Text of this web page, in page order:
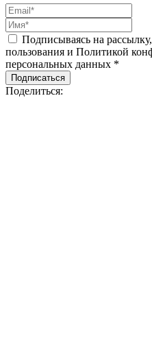
Подписываясь на
пользования и Политикой
персональных данных *
Подписаться
Поделиться: